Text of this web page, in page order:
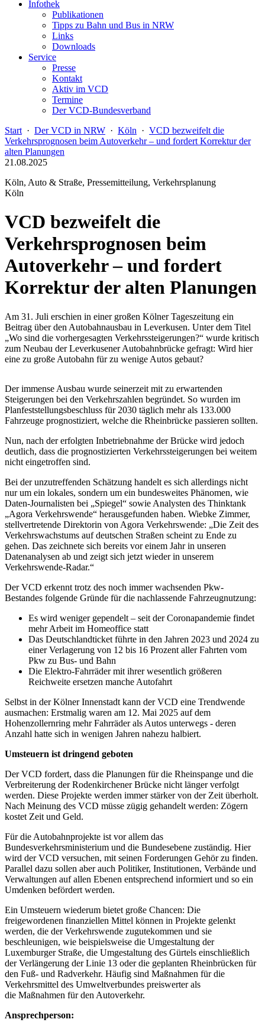
Infothek
Publikationen
Tipps zu Bahn und Bus in NRW
Links
Downloads
Service
Presse
Kontakt
Aktiv im VCD
Termine
Der VCD-Bundesverband
Start · Der VCD in NRW · Köln · VCD bezweifelt die
Verkehrsprognosen beim Autoverkehr – und fordert Korrektur der
alten Planungen
21.08.2025
Köln, Auto & Straße, Pressemitteilung, Verkehrsplanung
Köln
VCD bezweifelt die
Verkehrsprognosen beim
Autoverkehr – und fordert
Korrektur der alten Planungen
Am 31. Juli erschien in einer großen Kölner Tageszeitung ein
Beitrag über den Autobahnausbau in Leverkusen. Unter dem Titel
„Wo sind die vorhergesagten Verkehrssteigerungen?“ wurde kritisch
zum Neubau der Leverkusener Autobahnbrücke gefragt: Wird hier
eine zu große Autobahn für zu wenige Autos gebaut?
Der immense Ausbau wurde seinerzeit mit zu erwartenden
Steigerungen bei den Verkehrszahlen begründet. So wurden im
Planfeststellungsbeschluss für 2030 täglich mehr als 133.000
Fahrzeuge prognostiziert, welche die Rheinbrücke passieren sollten.
Nun, nach der erfolgten Inbetriebnahme der Brücke wird jedoch
deutlich, dass die prognostizierten Verkehrssteigerungen bei weitem
nicht eingetroffen sind.
Bei der unzutreffenden Schätzung handelt es sich allerdings nicht
nur um ein lokales, sondern um ein bundesweites Phänomen, wie
Daten-Journalisten bei „Spiegel“ sowie Analysten des Thinktank
„Agora Verkehrswende“ herausgefunden haben. Wiebke Zimmer,
stellvertretende Direktorin von Agora Verkehrswende: „Die Zeit des
Verkehrswachstums auf deutschen Straßen scheint zu Ende zu
gehen. Das zeichnete sich bereits vor einem Jahr in unseren
Datenanalysen ab und zeigt sich jetzt wieder in unserem
Verkehrswende-Radar.“
Der VCD erkennt trotz des noch immer wachsenden Pkw-
Bestandes folgende Gründe für die nachlassende Fahrzeugnutzung:
Es wird weniger gependelt – seit der Coronapandemie findet
mehr Arbeit im Homeoffice statt
Das Deutschlandticket führte in den Jahren 2023 und 2024 zu
einer Verlagerung von 12 bis 16 Prozent aller Fahrten vom
Pkw zu Bus- und Bahn
Die Elektro-Fahrräder mit ihrer wesentlich größeren
Reichweite ersetzen manche Autofahrt
Selbst in der Kölner Innenstadt kann der VCD eine Trendwende
ausmachen: Erstmalig waren am 12. Mai 2025 auf dem
Hohenzollernring mehr Fahrräder als Autos unterwegs - deren
Anzahl hatte sich in wenigen Jahren nahezu halbiert.
Umsteuern ist dringend geboten
Der VCD fordert, dass die Planungen für die Rheinspange und die
Verbreiterung der Rodenkirchener Brücke nicht länger verfolgt
werden. Diese Projekte werden immer stärker von der Zeit überholt.
Nach Meinung des VCD müsse zügig gehandelt werden: Zögern
kostet Zeit und Geld.
Für die Autobahnprojekte ist vor allem das
Bundesverkehrsministerium und die Bundesebene zuständig. Hier
wird der VCD versuchen, mit seinen Forderungen Gehör zu finden.
Parallel dazu sollen aber auch Politiker, Institutionen, Verbände und
Verwaltungen auf allen Ebenen entsprechend informiert und so ein
Umdenken befördert werden.
Ein Umsteuern wiederum bietet große Chancen: Die
freigewordenen finanziellen Mittel können in Projekte gelenkt
werden, die der Verkehrswende zugutekommen und sie
beschleunigen, wie beispielsweise die Umgestaltung der
Luxemburger Straße, die Umgestaltung des Gürtels einschließlich
der Verlängerung der Linie 13 oder die geplanten Rheinbrücken für
den Fuß- und Radverkehr. Häufig sind Maßnahmen für die
Verkehrsmittel des Umweltverbundes preiswerter als
die Maßnahmen für den Autoverkehr.
Ansprechperson: